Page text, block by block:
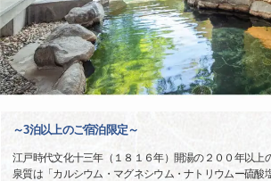
～3泊以上のご宿泊限定～
江戸時代文化十三年（１８１６年）開湯の２００年以上
泉質は「カルシウム・マグネシウム・ナトリウムー硫酸